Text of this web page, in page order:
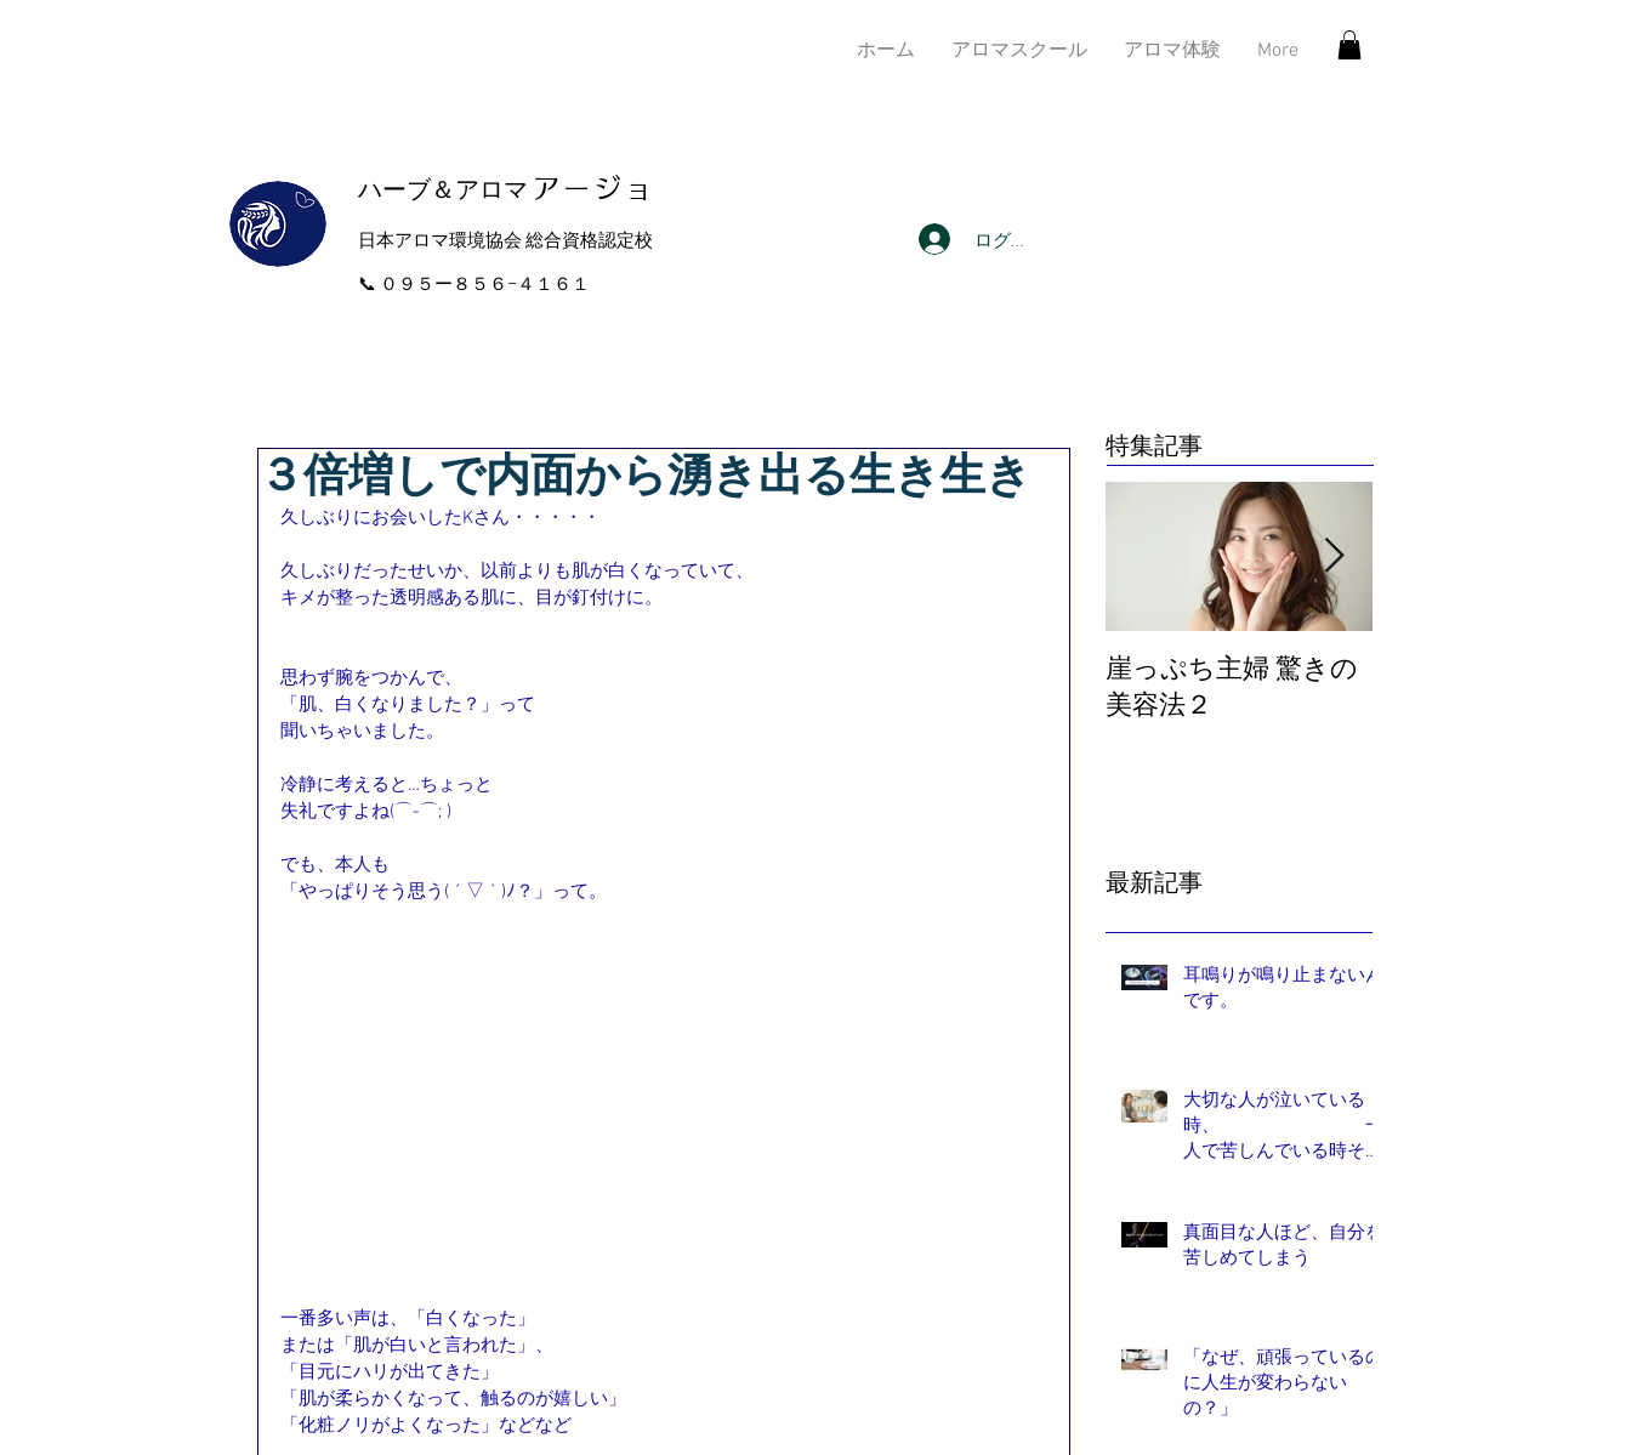
ホーム アロマスクール アロマ体験 More
ハーブ＆アロマ アー ジョ
​日本アロマ環境協会 総合資格認定校
ログイン
​📞 ０９５ー８５６−４１６１
３倍増しで内面から湧き出る生き生き
久しぶりにお会いしたKさん・・・・・
久しぶりだったせいか、以前よりも肌が白くなっていて、
キメが整った透明感ある肌に、目が釘付けに。
思わず腕をつかんで、
「肌、白くなりました？」って
聞いちゃいました。
冷静に考えると…ちょっと
失礼ですよね(⌒-⌒; )
でも、本人も
「やっぱりそう思う( ´ ▽ ` )ﾉ？」って。
一番多い声は、「白くなった」
または「肌が白いと言われた」、
「目元にハリが出てきた」
「肌が柔らかくなって、触るのが嬉しい」
「化粧ノリがよくなった」などなど
特集記事
崖っぷち主婦 驚きの
美容法２
最新記事
耳鳴りが鳴り止まないん
です。
大切な人が泣いている
時、 一
人で苦しんでいる時そっ
せんか？
真面目な人ほど、自分を
苦しめてしまう
「なぜ、頑張っているの
に人生が変わらない
の？」